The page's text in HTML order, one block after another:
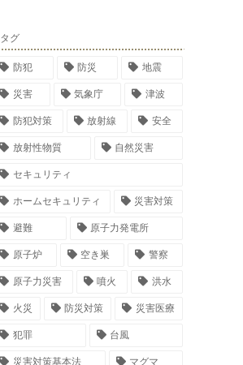
タグ
防犯 防災 地震
災害 気象庁 津波
防犯対策 放射線 安全
放射性物質 自然災害
セキュリティ
ホームセキュリティ 災害対策
避難 原子力発電所
原子炉 空き巣 警察
原子力災害 噴火 洪水
火災 防災対策 災害医療
犯罪 台風
災害対策基本法 マグマ